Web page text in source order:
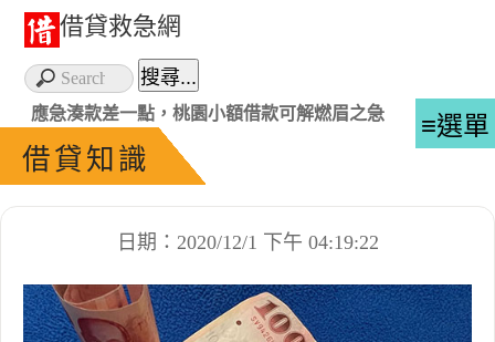
借貸救急網
≡選單
應急湊款差一點，桃園小額借款可解燃眉之急
借貸知識
日期：2020/12/1 下午 04:19:22